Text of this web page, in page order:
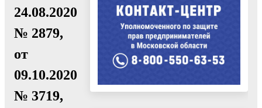
24.08.2020
№ 2879,
от
09.10.2020
№ 3719,